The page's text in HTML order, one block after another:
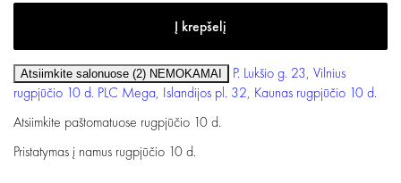
Atsiimkite salonuose (2) NEMOKAMAI
P. Lukšio g. 23, Vilnius
rugpjūčio 10 d. PLC Mega, Islandijos pl. 32, Kaunas rugpjūčio 10 d.
Atsiimkite paštomatuose rugpjūčio 10 d.
Pristatymas į namus rugpjūčio 10 d.